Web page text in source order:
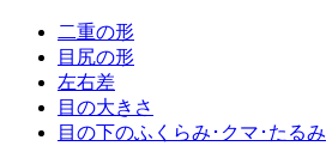
二重の形
目尻の形
左右差
目の大きさ
目の下のふくらみ･クマ･たるみ